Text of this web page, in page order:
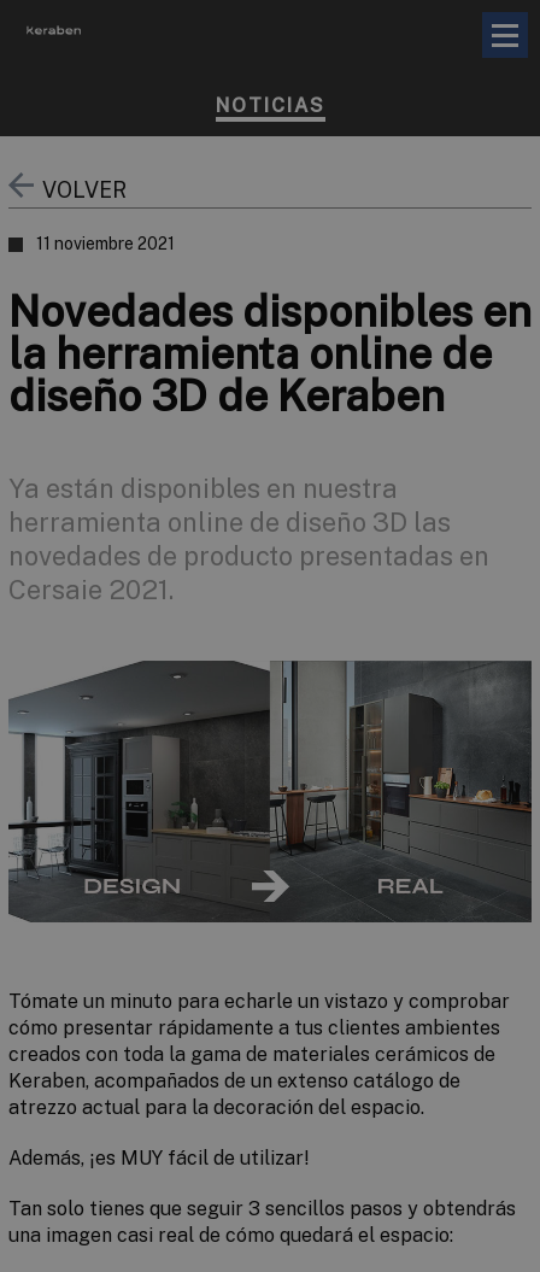
NOTICIAS
VOLVER
11 noviembre 2021
Novedades disponibles en
la herramienta online de
diseño 3D de Keraben
Ya están disponibles en nuestra
herramienta online de diseño 3D las
novedades de producto presentadas en
Cersaie 2021.
Tómate un minuto para echarle un vistazo y comprobar
cómo presentar rápidamente a tus clientes ambientes
creados con toda la gama de materiales cerámicos de
Keraben, acompañados de un extenso catálogo de
atrezzo actual para la decoración del espacio.
Además, ¡es MUY fácil de utilizar!
Tan solo tienes que seguir 3 sencillos pasos y obtendrás
una imagen casi real de cómo quedará el espacio: